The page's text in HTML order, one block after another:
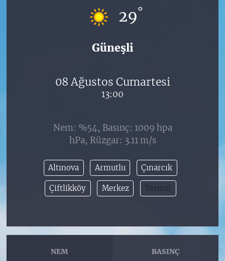
29°
Güneşli
08 Ağustos Cumartesi
13:00
Nem: %54, Basınç: 1009 hpa
hPa, Rüzgar: 3.11 m/s
Altınova Armutlu Çınarcık
Çiftlikköy Merkez Termal
NEM BASINÇ